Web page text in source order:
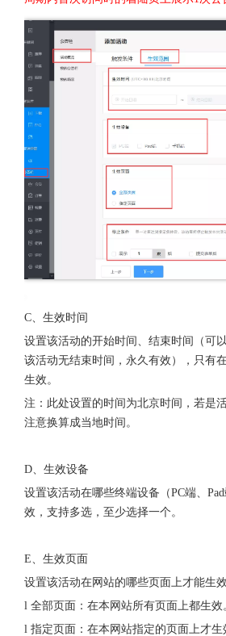
C、生效时间
设置该活动的开始时间、结束时间（可
该活动无结束时间，永久有效），只有
生效。
注：此处设置的时间为北京时间，若是
注意换算成当地时间。
D、生效设备
设置该活动在哪些终端设备（PC端、
效，支持多选，至少选择一个。
E、生效页面
设置该活动在网站的哪些页面上才能生效
l 全部页面：在本网站所有页面上都生效
l 指定页面：在本网站指定的页面上才